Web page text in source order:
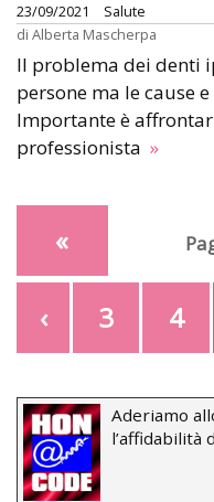
23/09/2021
Salute
di Alberta Mascherpa
Il problema dei denti
persone ma le cause
Importante è
professionista »
«
‹ 3 4
Aderiamo
l’affidabilità